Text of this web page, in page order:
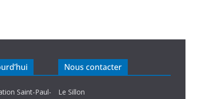
Saint-Paul-
Nous contacter
Le Sillon